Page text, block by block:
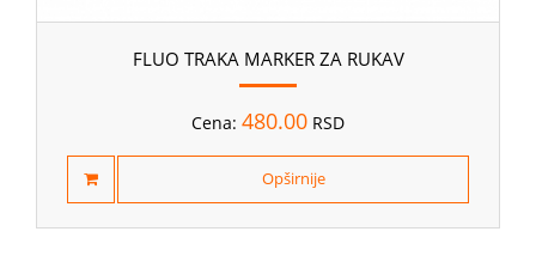
FLUO TRAKA MARKER ZA RUKAV
Cena: 480.00 RSD
Opširnije